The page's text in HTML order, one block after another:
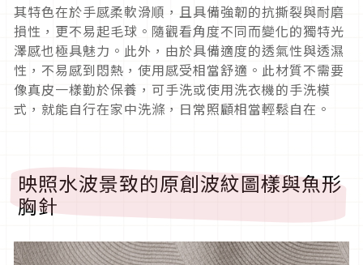
其特色在於手感柔軟滑順，且具備強韌的抗撕裂與耐磨
損性，更不易起毛球。隨觀看角度不同而變化的獨特光
澤感也極具魅力。此外，由於具備適度的透氣性與透濕
性，不易感到悶熱，使用感受相當舒適。此材質不需要
像真皮一樣勤於保養，可手洗或使用洗衣機的手洗模
式，就能自行在家中洗滌，日常照顧相當輕鬆自在。
映照水波景致的原創波紋圖樣與魚形
胸針